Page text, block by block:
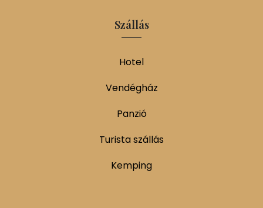
Szállás
Hotel
Vendégház
Panzió
Turista szállás
Kemping